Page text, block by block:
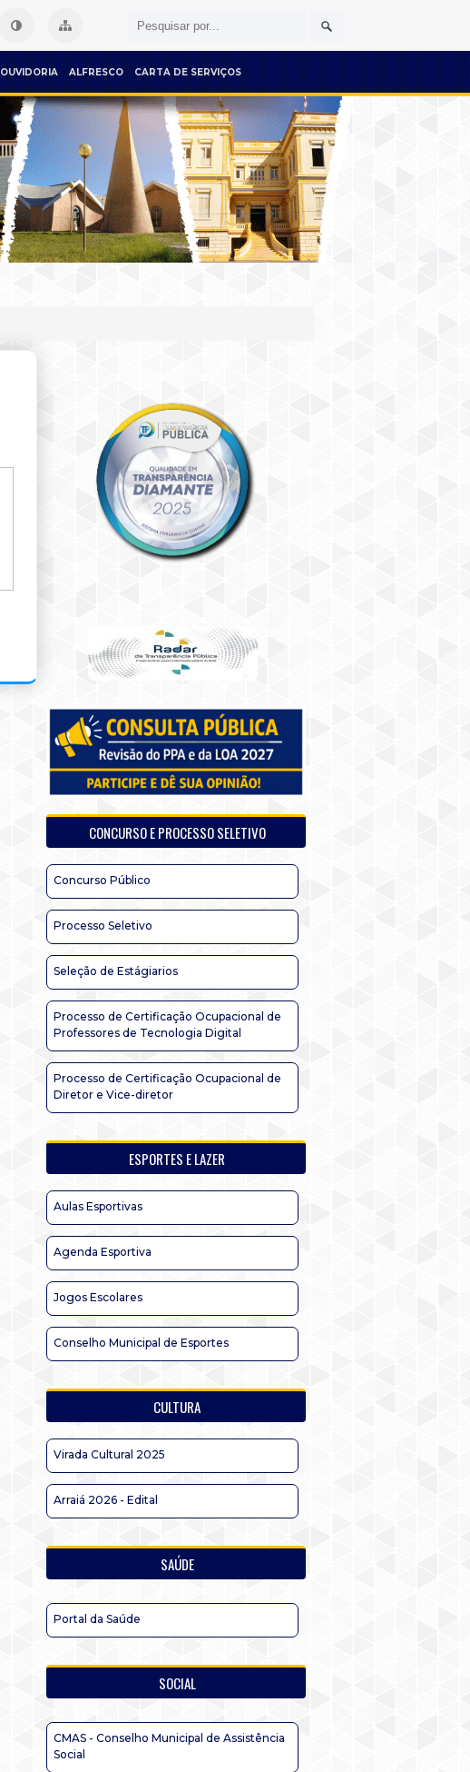
OUVIDORIA ALFRESCO CARTA DE SERVIÇOS
CONCURSO E PROCESSO SELETIVO
Concurso Público
Processo Seletivo
Seleção de Estágiarios
Processo de Certificação Ocupacional de
Professores de Tecnologia Digital
Processo de Certificação Ocupacional de
Diretor e Vice-diretor
ESPORTES E LAZER
Aulas Esportivas
Agenda Esportiva
Jogos Escolares
Conselho Municipal de Esportes
CULTURA
Virada Cultural 2025
Arraiá 2026 - Edital
SAÚDE
Portal da Saúde
SOCIAL
CMAS - Conselho Municipal de Assistência
Social